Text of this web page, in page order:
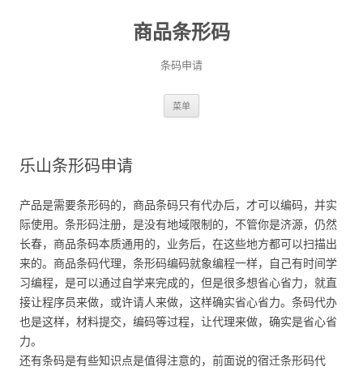
商品条形码
条码申请
菜单
乐山条形码申请
产品是需要条形码的，商品条码只有代办后，才可以编码，并实
际使用。条形码注册，是没有地域限制的，不管你是济源，仍然
长春，商品条码本质通用的，业务后，在这些地方都可以扫描出
来的。商品条码代理，条形码编码就象编程一样，自己有时间学
习编程，是可以通过自学来完成的，但是很多想省心省力，就直
接让程序员来做，或许请人来做，这样确实省心省力。条码代办
也是这样，材料提交，编码等过程，让代理来做，确实是省心省
力。
还有条码是有些知识点是值得注意的，前面说的宿迁条形码代